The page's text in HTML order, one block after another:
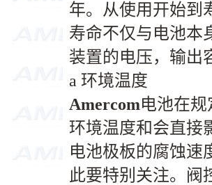
年。从使用开始到
寿命不仅与电池本
装置的电压，输出
a 环境温度
Amercom电池在
环境温度和会直接
电池极板的腐蚀速
此要特别关注。阀